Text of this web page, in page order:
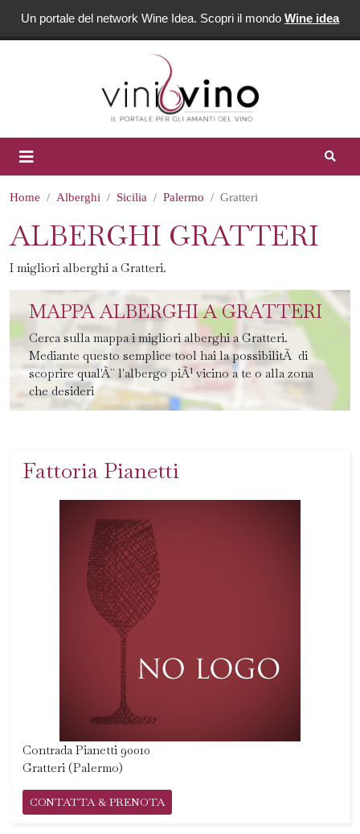
Un portale del network Wine Idea. Scopri il mondo Wine idea
Home Alberghi Sicilia Palermo Gratteri
ALBERGHI GRATTERI
I migliori alberghi a Gratteri.
MAPPA ALBERGHI A GRATTERI
Cerca sulla mappa i migliori alberghi a Gratteri.
Mediante questo semplice tool hai la possibilitÃ di
scoprire qual'Ã¨ l'albergo piÃ¹ vicino a te o alla zona
che desideri
Fattoria Pianetti
Contrada Pianetti 90010
Gratteri (Palermo)
CONTATTA & PRENOTA